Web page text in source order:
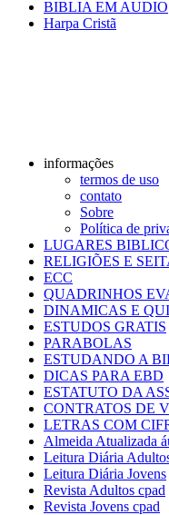
BIBLIA EM AUDIO
Harpa Cristã
informações
termos de uso
contato
Sobre
Política de
LUGARES
RELIGIÕES E
ECC
QUADRINHOS
DINAMICAS E
ESTUDOS GRATIS
PARABOLAS
ESTUDANDO A
DICAS PARA EBD
ESTATUTO DA
CONTRATOS DE
LETRAS COM
Almeida Atualizada
Leitura Diária
Leitura Diária Jovens
Revista Adultos cpad
Revista Jovens cpad